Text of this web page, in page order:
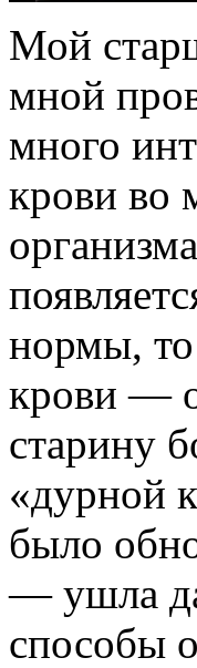
Мой
мной
много
крови во
нормы, то
крови —
старину
«дурной
было
— ушла
способы